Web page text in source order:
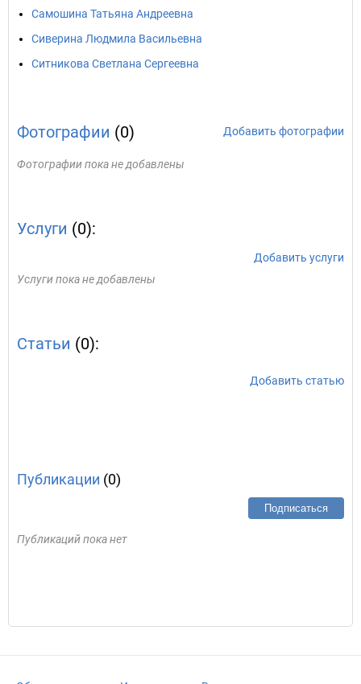
Самошина Татьяна Андреевна
Сиверина Людмила Васильевна
Ситникова Светлана Сергеевна
Фотографии (0) Добавить фотографии
Фотографии пока не добавлены
Услуги (0):
Добавить услуги
Услуги пока не добавлены
Статьи (0):
Добавить статью
Публикации (0)
Подписаться
Публикаций пока нет